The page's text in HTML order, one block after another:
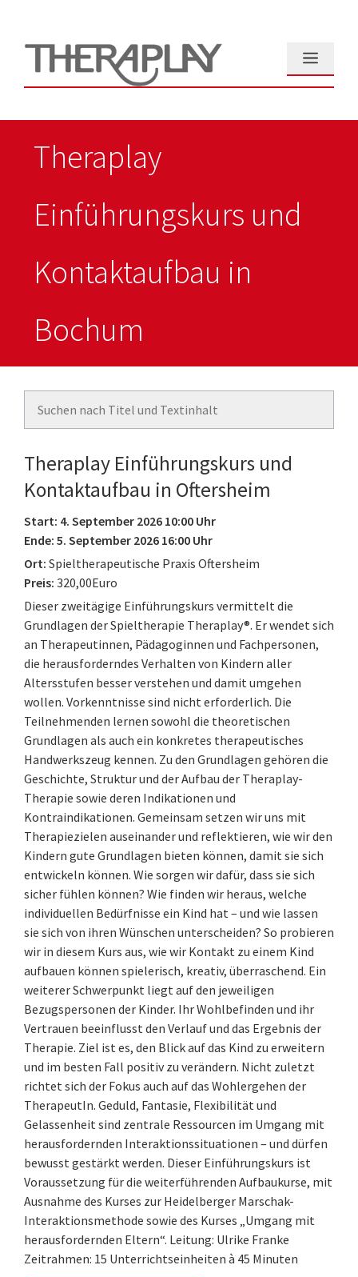
springen
Menü
Theraplay
Einführungskurs und
Kontaktaufbau in
Bochum
Theraplay Einführungskurs und
Kontaktaufbau in Oftersheim
Start: 4. September 2026 10:00 Uhr
Ende: 5. September 2026 16:00 Uhr
Ort: Spieltherapeutische Praxis Oftersheim
Preis: 320,00Euro
Dieser zweitägige Einführungskurs vermittelt die
Grundlagen der Spieltherapie Theraplay®. Er wendet sich
an Therapeutinnen, Pädagoginnen und Fachpersonen,
die herausforderndes Verhalten von Kindern aller
Altersstufen besser verstehen und damit umgehen
wollen. Vorkenntnisse sind nicht erforderlich. Die
Teilnehmenden lernen sowohl die theoretischen
Grundlagen als auch ein konkretes therapeutisches
Handwerkszeug kennen. Zu den Grundlagen gehören die
Geschichte, Struktur und der Aufbau der Theraplay-
Therapie sowie deren Indikationen und
Kontraindikationen. Gemeinsam setzen wir uns mit
Therapiezielen auseinander und reflektieren, wie wir den
Kindern gute Grundlagen bieten können, damit sie sich
entwickeln können. Wie sorgen wir dafür, dass sie sich
sicher fühlen können? Wie finden wir heraus, welche
individuellen Bedürfnisse ein Kind hat – und wie lassen
sie sich von ihren Wünschen unterscheiden? So probieren
wir in diesem Kurs aus, wie wir Kontakt zu einem Kind
aufbauen können spielerisch, kreativ, überraschend. Ein
weiterer Schwerpunkt liegt auf den jeweiligen
Bezugspersonen der Kinder. Ihr Wohlbefinden und ihr
Vertrauen beeinflusst den Verlauf und das Ergebnis der
Therapie. Ziel ist es, den Blick auf das Kind zu erweitern
und im besten Fall positiv zu verändern. Nicht zuletzt
richtet sich der Fokus auch auf das Wohlergehen der
TherapeutIn. Geduld, Fantasie, Flexibilität und
Gelassenheit sind zentrale Ressourcen im Umgang mit
herausfordernden Interaktionssituationen – und dürfen
bewusst gestärkt werden. Dieser Einführungskurs ist
Voraussetzung für die weiterführenden Aufbaukurse, mit
Ausnahme des Kurses zur Heidelberger Marschak-
Interaktionsmethode sowie des Kurses „Umgang mit
herausfordernden Eltern“. Leitung: Ulrike Franke
Zeitrahmen: 15 Unterrichtseinheiten à 45 Minuten